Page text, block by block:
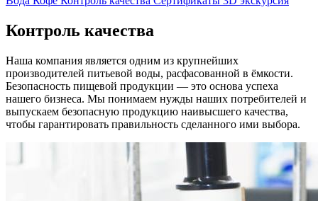
Контроль качества
Наша компания является одним из крупнейших
производителей питьевой воды, расфасованной в ёмкости.
Безопасность пищевой продукции — это основа успеха
нашего бизнеса. Мы понимаем нужды наших потребителей и
выпускаем безопасную продукцию наивысшего качества,
чтобы гарантировать правильность сделанного ими выбора.